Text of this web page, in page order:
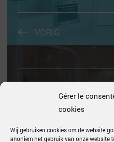
Gérer le
cookies
Wij gebruiken cookies om de website
anoniem het gebruik van onze website
VORIG
Hoe vuile tegels